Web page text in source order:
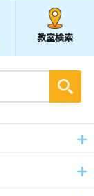
教室検索